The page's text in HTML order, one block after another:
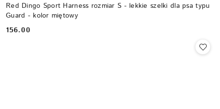
Red Dingo Sport Harness rozmiar S - lekkie szelki dla psa typu
Guard - kolor miętowy
Cena:
156.00